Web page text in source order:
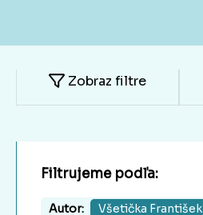
Zobraz filtre
Filtrujeme podľa:
Autor: Všetička František